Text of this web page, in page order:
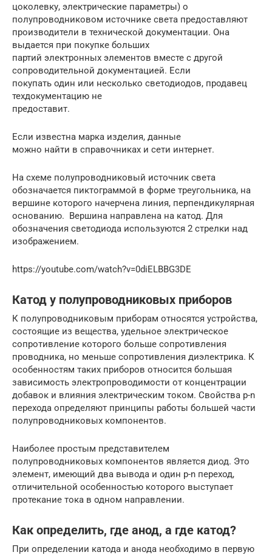
цоколевку, электрические параметры) о
полупроводниковом источнике света предоставляют
производители в технической документации. Она
выдается при покупке больших
партий электронных элементов вместе с другой
сопроводительной документацией. Если
покупать один или несколько светодиодов, продавец
техдокументацию не
предоставит.
Если известна марка изделия, данные
можно найти в справочниках и сети интернет.
На схеме полупроводниковый источник света
обозначается пиктограммой в форме треугольника, на
вершине которого начерчена линия, перпендикулярная
основанию. Вершина направлена на катод. Для
обозначения светодиода используются 2 стрелки над
изображением.
https://youtube.com/watch?v=0diELBBG3DE
Катод у полупроводниковых приборов
К полупроводниковым приборам относятся устройства,
состоящие из вещества, удельное электрическое
сопротивление которого больше сопротивления
проводника, но меньше сопротивления диэлектрика. К
особенностям таких приборов относится большая
зависимость электропроводимости от концентрации
добавок и влияния электрическим током. Свойства p-n
перехода определяют принципы работы большей части
полупроводниковых компонентов.
Наиболее простым представителем
полупроводниковых компонентов является диод. Это
элемент, имеющий два вывода и один p-n переход,
отличительной особенностью которого выступает
протекание тока в одном направлении.
Как определить, где анод, а где катод?
При определении катода и анода необходимо в первую